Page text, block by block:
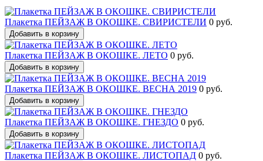
Плакетка ПЕЙЗАЖ В ОКОШКЕ. СВИРИСТЕЛИ 0 руб.
Добавить в корзину
Плакетка ПЕЙЗАЖ В ОКОШКЕ. ЛЕТО 0 руб.
Добавить в корзину
Плакетка ПЕЙЗАЖ В ОКОШКЕ. ВЕСНА 2019 0 руб.
Добавить в корзину
Плакетка ПЕЙЗАЖ В ОКОШКЕ. ГНЕЗДО 0 руб.
Добавить в корзину
Плакетка ПЕЙЗАЖ В ОКОШКЕ. ЛИСТОПАД 0 руб.